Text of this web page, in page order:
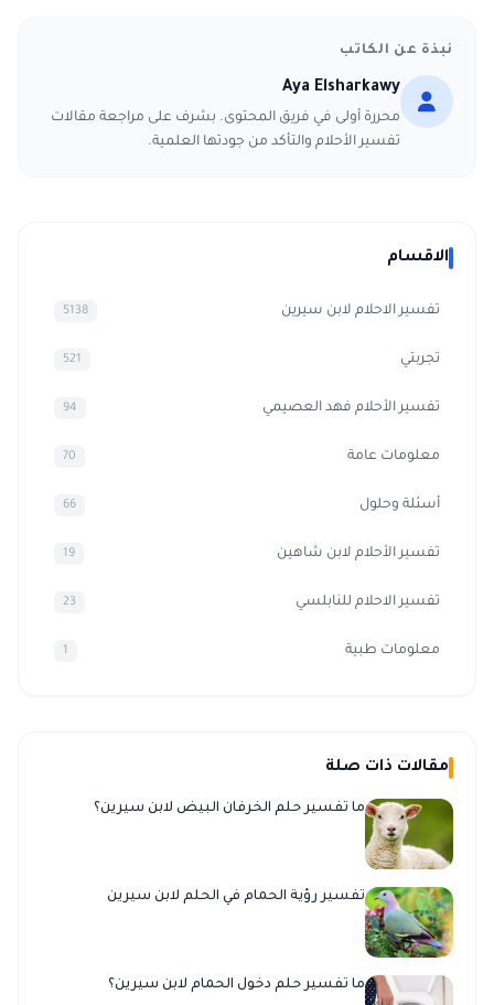
نبذة عن الكاتب
Aya Elsharkawy
محررة أولى في فريق المحتوى. بشرف على مراجعة مقالات
تفسير الأحلام والتأكد من جودتها العلمية.
الاقسام
تفسير الاحلام لابن سيرين 5138
تجربتي 521
تفسير الأحلام فهد العصيمي 94
معلومات عامة 70
أسئلة وحلول 66
تفسير الأحلام لابن شاهين 19
تفسير الاحلام للنابلسي 23
معلومات طبية 1
مقالات ذات صلة
ما تفسير حلم الخرفان البيض لابن سيرين؟
تفسير رؤية الحمام في الحلم لابن سيرين
ما تفسير حلم دخول الحمام لابن سيرين؟